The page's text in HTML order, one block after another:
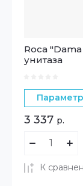
Roca
унитаза
3 337 р.
К